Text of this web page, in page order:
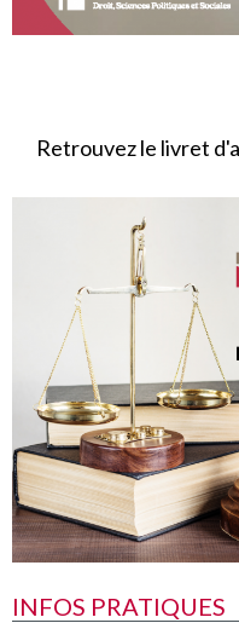
Retrouvez le livret
INFOS PRATIQUES